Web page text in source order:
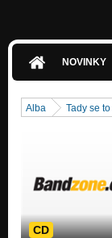
Andělé
Nezařazeno
Nezařazeno
NOVINKY
Alba Tady se
CD